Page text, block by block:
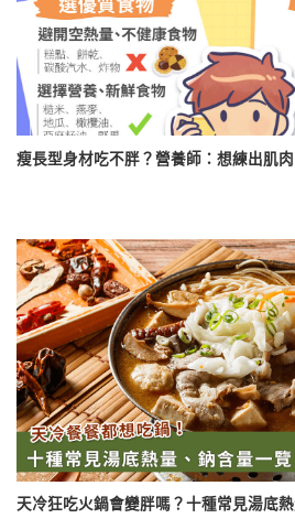
瘦長型身材吃不胖？營養師：想練出肌
天冷狂吃火鍋會變胖嗎？十種常見湯底